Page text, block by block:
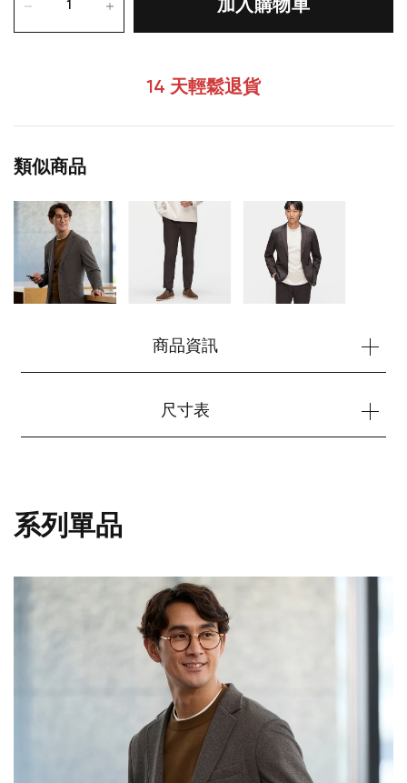
加入購物車
14 天輕鬆退貨
類似商品
商品資訊
尺寸表
系列單品